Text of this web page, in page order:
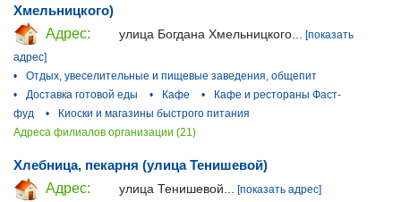
Хмельницкого)
Адрес:
улица Богдана Хмельницкого...
[показать
адрес]
•
Отдых, увеселительные и пищевые заведения, общепит
•
Доставка готовой еды • Кафе •
Кафе и рестораны Фаст-
фуд
•
Киоски и магазины быстрого питания
Адреса филиалов организации (21)
Хлебница, пекарня (улица Тенишевой)
Адрес:
улица Тенишевой... [показать адрес]